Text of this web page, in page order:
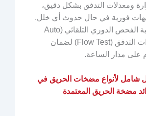
ومعدلات التدفق بشكل دقيق،
فورية في حال حدوث أي خلل.
كما تتيح خاصية الفحص الدوري التلقائي (Auto
Test) واختبارات التدفق (Flow Test) لضمان
على مدار الساعة.
شامل لأنواع مضخات الحريق في
مضخة الحريق المعتمدة